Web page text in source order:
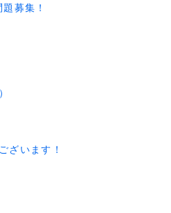
募集！
ざいます！